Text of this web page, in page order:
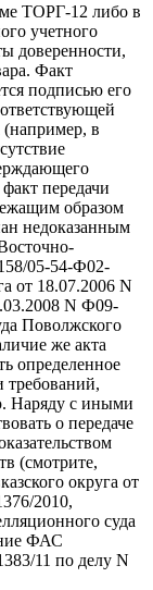
ТОРГ-12 либо в
учетного
доверенности,
Факт
подписью его
(например, в
передачи
образом
недоказанным
05-54-Ф02-
от 18.07.2006 N
N Ф09-
Поволжского
же акта
определенное
требований,
Наряду с иными
о передаче
(смотрите,
округа от
2010,
суда
ФАС
11 по делу N